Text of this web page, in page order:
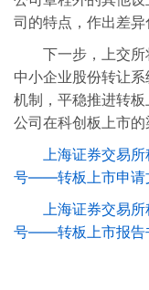
司的特点，作出差异
下一步，上交所
中小企业股份转让
机制，平稳推进转
公司在科创板上市的
上海证券交易
号——转板上市申请
上海证券交易
号——转板上市报告